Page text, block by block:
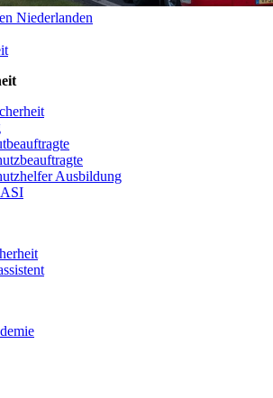
Niederlanden
Ausbildung